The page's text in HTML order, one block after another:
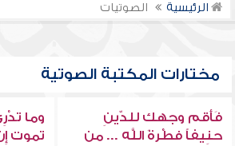
الرئيسية الصوتيات
مختارات المكتبة الصوتية
فَأَقم وجهك للدّينِ
حنِيفاً فطْرةَ اللَّه ... من
وما
تموت